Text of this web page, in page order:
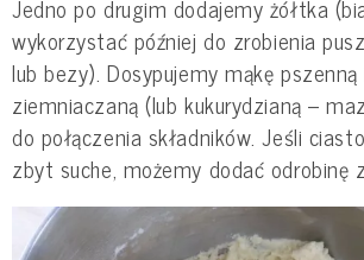
Jedno po drugim dodajemy żółtka
wykorzystać później do zrobienia
lub bezy). Dosypujemy mąkę
ziemniaczaną (lub kukurydzianą –
do połączenia składników. Jeśli
zbyt suche, możemy dodać odrobinę